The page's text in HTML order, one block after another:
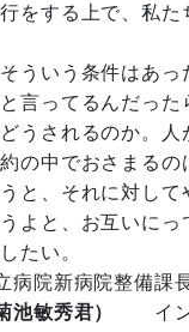
をする上で、私
ういう条件はあ
言ってるんだっ
うされるのか。
の中でおさまる
と、それに対し
よと、お互いに
たい。
病院新病院整備課
池敏秀君）
イン